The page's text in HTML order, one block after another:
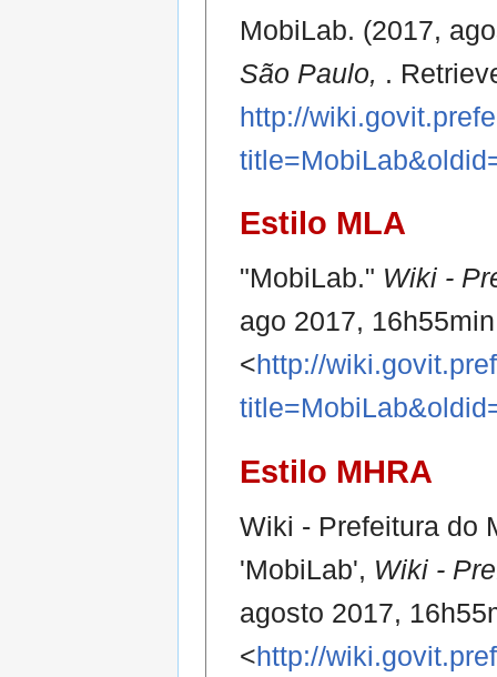
MobiLab. (2017,
São Paulo, .
http://
Estilo MLA
"MobiLab." Wiki -
ago 2017,
<http://
Estilo MHRA
Wiki - Prefeitura do
'MobiLab', Wiki -
agosto 2017,
<http://